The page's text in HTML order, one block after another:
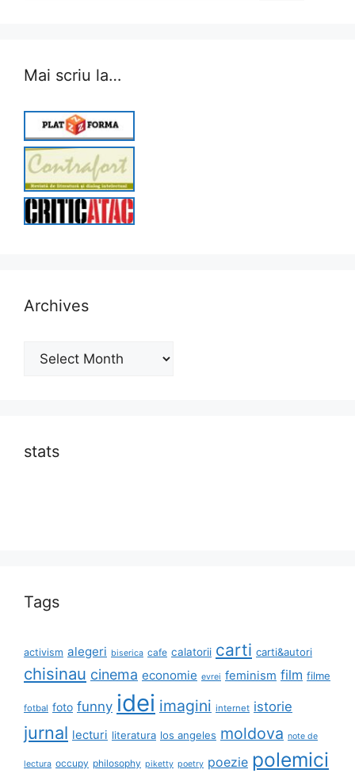
Mai scriu la…
Archives
Archives
stats
Tags
activism alegeri biserica cafe calatorii carti carti&autori
chisinau cinema economie evrei feminism film filme
fotbal foto funny idei imagini internet istorie
jurnal lecturi literatura los angeles moldova note de
lectura occupy philosophy piketty poetry poezie polemici